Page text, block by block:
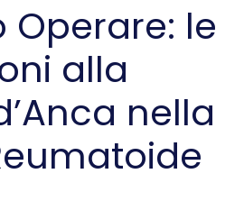
Operare: le
alla
nella